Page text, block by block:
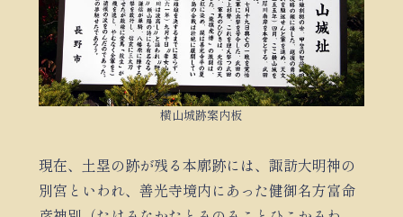
横山城跡案内板
現在、土塁の跡が残る本廓跡には、諏訪大明神の
別宮といわれ、善光寺境内にあった健御名方富命